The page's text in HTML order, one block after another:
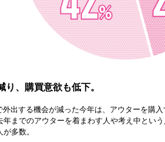
り、購買意欲も低下。
外出する機会が減った今年は、アウターを購
年までのアウターを着まわす人や考え中とい
多数。